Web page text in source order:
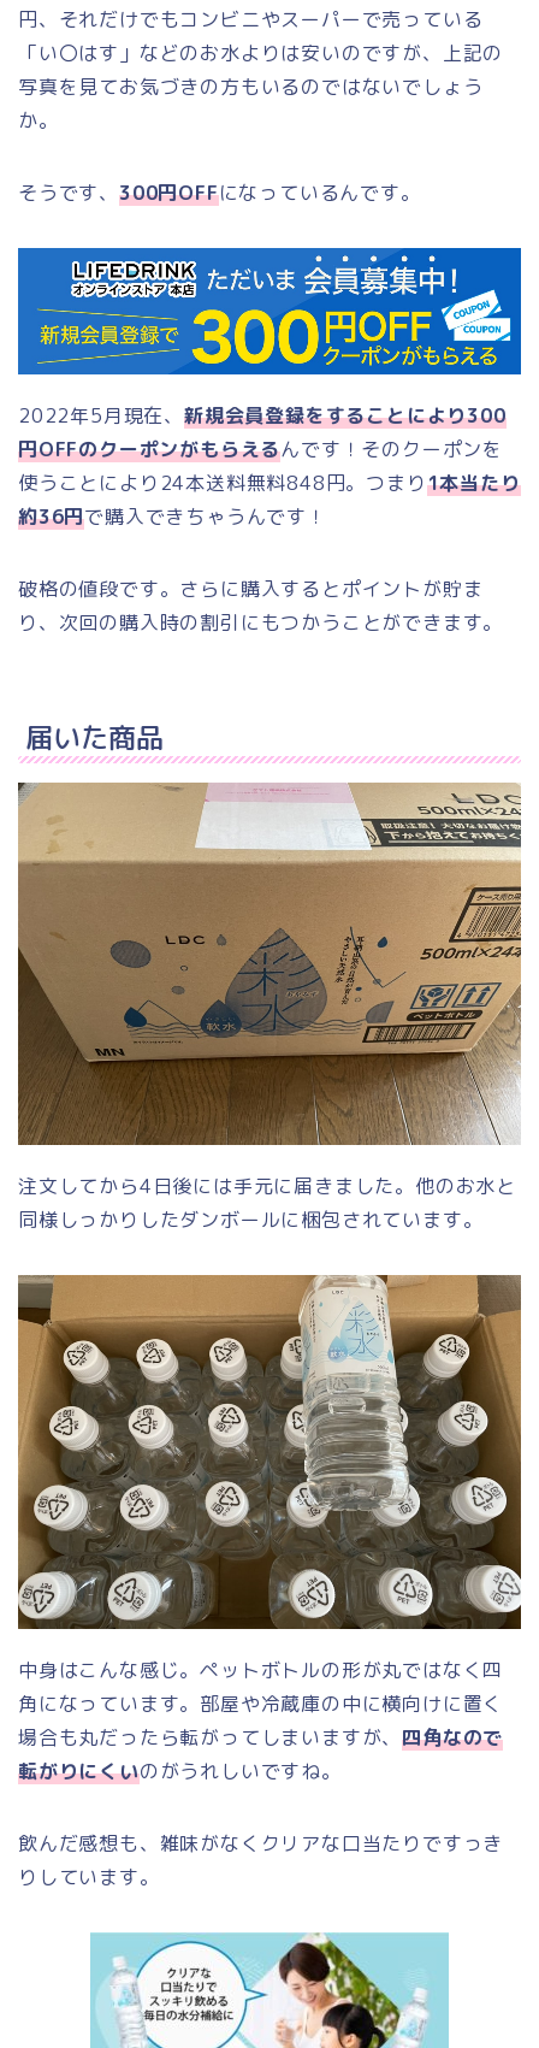
円、それだけでもコンビニやスーパーで売っている
「い〇はす」などのお水よりは安いのですが、上記の
写真を見てお気づきの方もいるのではないでしょう
か。
そうです、 300円OFFになっているんです。
2022年5月現在、新規会員登録をすることにより300
円OFFのクーポンがもらえるんです！そのクーポンを
使うことにより24本送料無料848円。つまり1本当たり
約36円で購入できちゃうんです！
破格の値段です。さらに購入するとポイントが貯ま
り、次回の購入時の割引にもつかうことができます。
届いた商品
注文してから4日後には手元に届きました。他のお水と
同様しっかりしたダンボールに梱包されています。
中身はこんな感じ。ペットボトルの形が丸ではなく四
角になっています。部屋や冷蔵庫の中に横向けに置く
場合も丸だったら転がってしまいますが、四角なので
転がりにくいのがうれしいですね。
飲んだ感想も、雑味がなくクリアな口当たりですっき
りしています。